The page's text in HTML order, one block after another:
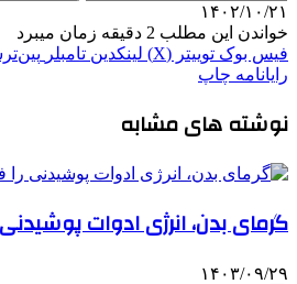
۱۴۰۲/۱۰/۲۱
خواندن این مطلب 2 دقیقه زمان میبرد
فیس بوک توییتر (X) لینکدین ‫تامبلر
رایانامه چاپ
نوشته های مشابه
گرمای بدن، انرژی ادوات
۱۴۰۳/۰۹/۲۹